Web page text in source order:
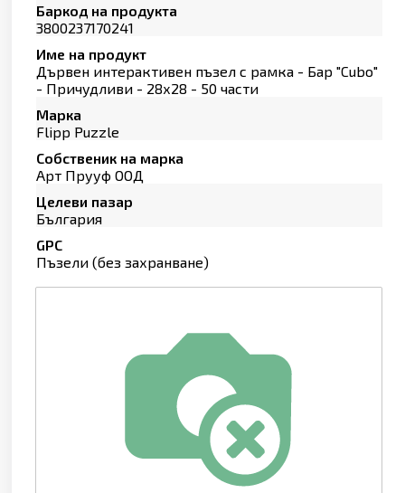
Баркод на продукта
3800237170241
Име на продукт
Дървен интерактивен пъзел с рамка - Бар "Cubo"
- Причудливи - 28х28 - 50 части
Марка
Flipp Puzzle
Собственик на марка
Арт Прууф ООД
Целеви пазар
България
GPC
Пъзели (без захранване)